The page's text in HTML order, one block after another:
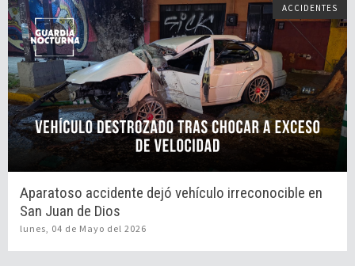
ACCIDENTES
Aparatoso accidente dejó vehículo irreconocible en
San Juan de Dios
lunes, 04 de Mayo del 2026